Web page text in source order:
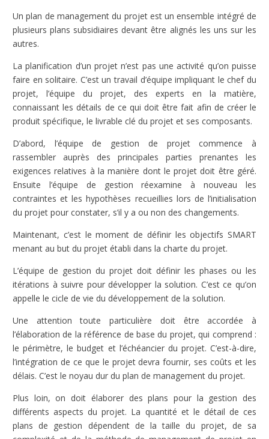
Un plan de management du projet est un ensemble intégré de
plusieurs plans subsidiaires devant être alignés les uns sur les
autres.
La planification d’un projet n’est pas une activité qu’on puisse
faire en solitaire. C’est un travail d’équipe impliquant le chef du
projet, l’équipe du projet, des experts en la matière,
connaissant les détails de ce qui doit être fait afin de créer le
produit spécifique, le livrable clé du projet et ses composants.
D’abord, l’équipe de gestion de projet commence à
rassembler auprès des principales parties prenantes les
exigences relatives à la manière dont le projet doit être géré.
Ensuite l’équipe de gestion réexamine à nouveau les
contraintes et les hypothèses recueillies lors de l’initialisation
du projet pour constater, s’il y a ou non des changements.
Maintenant, c’est le moment de définir les objectifs SMART
menant au but du projet établi dans la charte du projet.
L’équipe de gestion du projet doit définir les phases ou les
itérations à suivre pour développer la solution. C’est ce qu’on
appelle le cicle de vie du développement de la solution.
Une attention toute particulière doit être accordée à
l’élaboration de la référence de base du projet, qui comprend :
le périmètre, le budget et l’échéancier du projet. C’est-à-dire,
l’intégration de ce que le projet devra fournir, ses coûts et les
délais. C’est le noyau dur du plan de management du projet.
Plus loin, on doit élaborer des plans pour la gestion des
différents aspects du projet. La quantité et le détail de ces
plans de gestion dépendent de la taille du projet, de sa